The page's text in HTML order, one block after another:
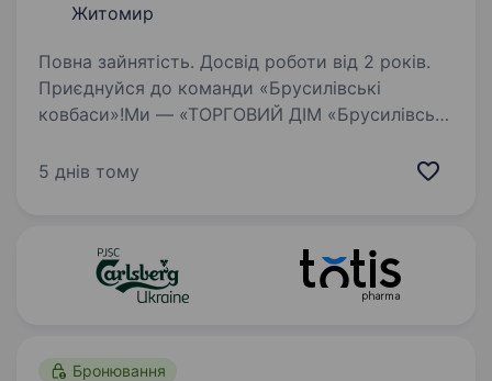
Житомир
Повна зайнятість. Досвід роботи від 2 років.
Приєднуйся до команди «Брусилівські
ковбаси»!Ми — «ТОРГОВИЙ ДІМ «Брусилівські
історією та високою якістю продукції. Наша
5 днів тому
Бронювання